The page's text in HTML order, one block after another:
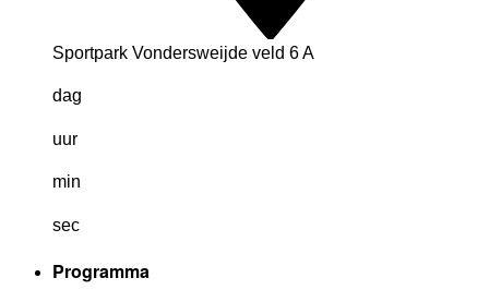
Sportpark Vondersweijde veld 6 A
dag
uur
min
sec
Programma